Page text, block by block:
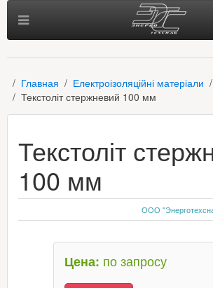
Главная Електроізоляційні матеріали
Текстоліт стержневий 100 мм
Текстоліт
100 мм
ООО
Цена: по запросу